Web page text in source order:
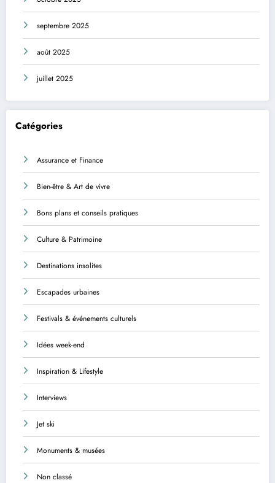
septembre 2025
août 2025
juillet 2025
Catégories
Assurance et Finance
Bien-être & Art de vivre
Bons plans et conseils pratiques
Culture & Patrimoine
Destinations insolites
Escapades urbaines
Festivals & événements culturels
Idées week-end
Inspiration & Lifestyle
Interviews
Jet ski
Monuments & musées
Non classé